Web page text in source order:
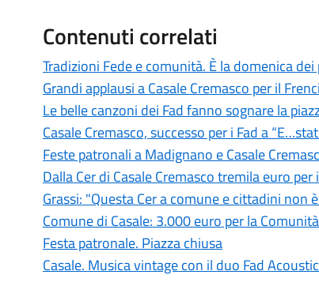
Contenuti correlati
Tradizioni Fede e comunità. È la domenica
Grandi applausi a Casale Cremasco per il
Le belle canzoni dei Fad fanno sognare la
Casale Cremasco, successo per i Fad a
Feste patronali a Madignano e Casale
Dalla Cer di Casale Cremasco tremila euro
Grassi: "Questa Cer a comune e cittadini non
Comune di Casale: 3.000 euro per la
Festa patronale. Piazza chiusa
Casale. Musica vintage con il duo Fad Acoustic